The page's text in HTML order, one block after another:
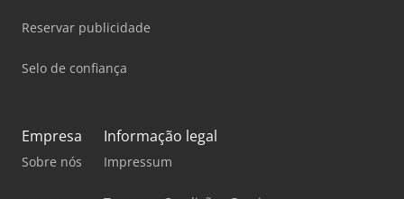
Reservar publicidade
Selo de confiança
Empresa
Sobre nós
Informação legal
Impressum